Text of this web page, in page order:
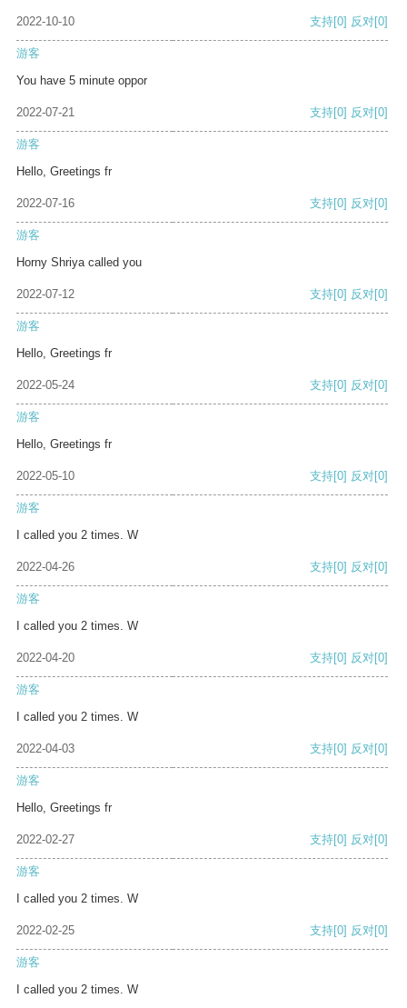
2022-10-10 支持[0] 反对[0]
游客
You have 5 minute oppor
2022-07-21 支持[0] 反对[0]
游客
Hello, Greetings fr
2022-07-16 支持[0] 反对[0]
游客
Horny Shriya called you
2022-07-12 支持[0] 反对[0]
游客
Hello, Greetings fr
2022-05-24 支持[0] 反对[0]
游客
Hello, Greetings fr
2022-05-10 支持[0] 反对[0]
游客
I called you 2 times. W
2022-04-26 支持[0] 反对[0]
游客
I called you 2 times. W
2022-04-20 支持[0] 反对[0]
游客
I called you 2 times. W
2022-04-03 支持[0] 反对[0]
游客
Hello, Greetings fr
2022-02-27 支持[0] 反对[0]
游客
I called you 2 times. W
2022-02-25 支持[0] 反对[0]
游客
I called you 2 times. W